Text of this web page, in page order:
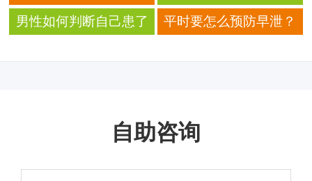
禁？
的病因？
的？
些？
男性如何判断自己患了
平时要怎么预防早泄？
自助咨询